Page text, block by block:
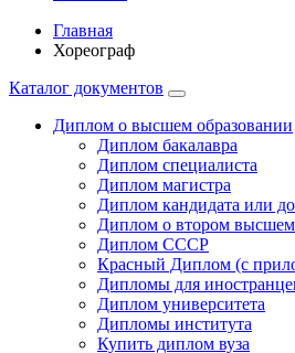
Главная
Хореограф
Каталог документов
Диплом о высшем образовании
Диплом бакалавра
Диплом специалиста
Диплом магистра
Диплом кандидата или
Диплом о втором высшем
Диплом СССР
Красный Диплом (с
Дипломы для
Диплом университета
Дипломы института
Купить диплом вуза